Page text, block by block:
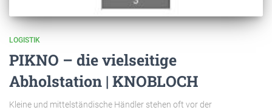
LOGISTIK
PIKNO – die vielseitige
Abholstation | KNOBLOCH
Kleine und mittelständische Händler stehen oft vor der